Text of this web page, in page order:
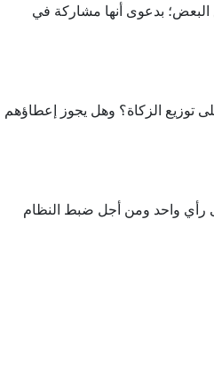
البعض؛ بدعوى أنها مشاركة في
توزيع الزكاة؟ وهل يجوز إعطاؤهم
رأي واحد ومن أجل ضبط النظام